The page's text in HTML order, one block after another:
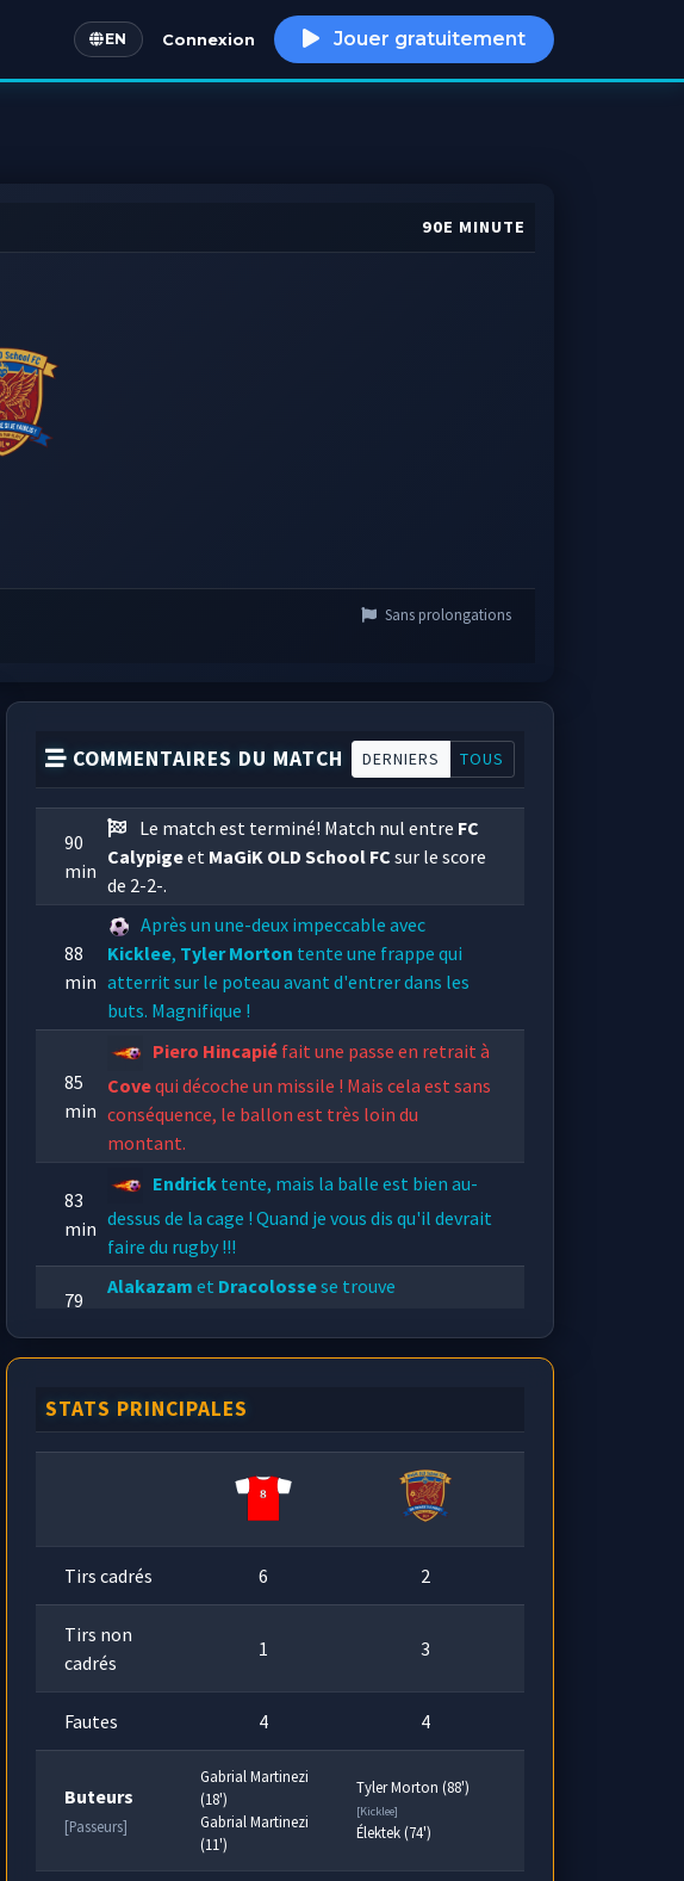
EN
English Connexion Jouer gratuitement
90E MINUTE
Sans prolongations
COMMENTAIRES DU MATCH DERNIERS TOUS
90
min
Le match est terminé! Match nul entre FC
Calypigeet MaGiK OLD School FC sur le score
de 2-2-.
88
min
Après un une-deux impeccable avec
Kicklee, Tyler Morton tente une frappe qui
atterrit sur le poteau avant d'entrer dans les
buts. Magnifique !
85
min
Piero Hincapié fait une passe en retrait à
Covequi décoche un missile ! Mais cela est sans
conséquence, le ballon est très loin du
montant.
83
min
Endrick tente, mais la balle est bien au-
dessus de la cage ! Quand je vous dis qu'il devrait
faire du rugby !!!
79
Alakazam et Dracolossese trouve
à construire un jeu exceptionnel !
74
min
Élekteken profite pour recupérer la balle et
STATS PRINCIPALES
Tirs cadrés 6 2
Tirs non
cadrés
1 3
Fautes 4 4
Buteurs
[Passeurs]
Gabrial Martinezi
(18')
Gabrial Martinezi
(11')
Tyler Morton (88')
[Kicklee]
Élektek (74')